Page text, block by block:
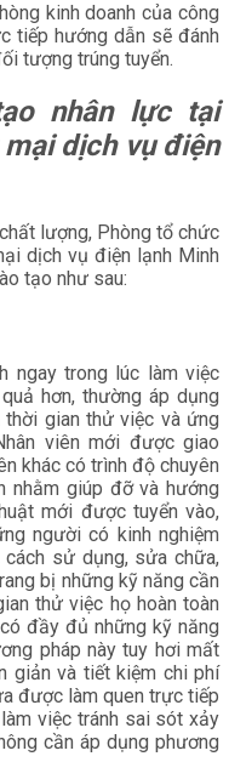
kinh doanh của công
tiếp hướng dẫn sẽ đánh
tượng trúng tuyển.
nhân lực tại
dịch vụ điện
lượng, Phòng tổ chức
dịch vụ điện lạnh Minh
tạo như sau:
ngay trong lúc làm việc
hơn, thường áp dụng
gian thử việc và ứng
viên mới được giao
khác có trình độ chuyên
nhằm giúp đỡ và hướng
mới được tuyển vào,
người có kinh nghiệm
sử dụng, sửa chữa,
bị những kỹ năng cần
thử việc họ hoàn toàn
đầy đủ những kỹ năng
pháp này tuy hơi mất
giản và tiết kiệm chi phí
được làm quen trực tiếp
việc tránh sai sót xảy
cần áp dụng phương